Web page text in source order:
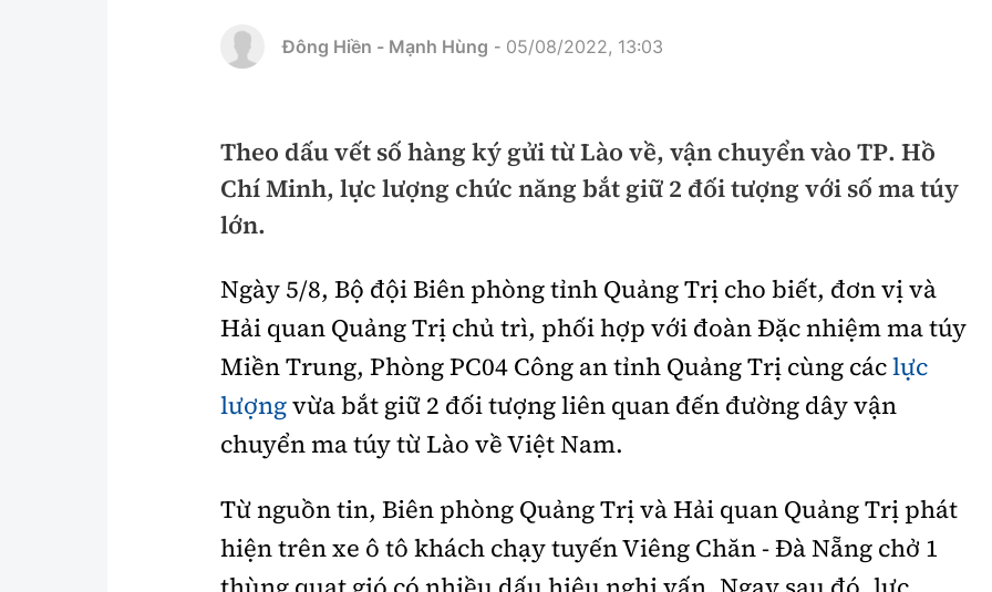
Hàng hải
Mời thầu - Đấu thầu
Thi viết về Ngành
An ninh hình sự
Giao thông 24h
Lái xe an toàn
Chung tay vì ATGT
Gương sáng giao thông
xem thêm
Chất lượng sống Văn hóa - Giải Trí
Văn hóa
Thể thao
Bóng đá
Công nghệ
Công nghệ mới
Đông Hiền - Mạnh Hùng - 05/08/2022, 13:03
Theo dấu vết số hàng ký gửi từ Lào về, vận chuyển vào TP. Hồ
Chí Minh, lực lượng chức năng bắt giữ 2 đối tượng với số ma túy
lớn.
Ngày 5/8, Bộ đội Biên phòng tỉnh Quảng Trị cho biết, đơn vị và
Hải quan Quảng Trị chủ trì, phối hợp với đoàn Đặc nhiệm ma túy
Miền Trung, Phòng PC04 Công an tỉnh Quảng Trị cùng cáclực
lượngvừa bắt giữ 2 đối tượng liên quan đến đường dây vận
chuyển ma túy từ Lào về Việt Nam.
Từ nguồn tin, Biên phòng Quảng Trị và Hải quan Quảng Trị phát
hiện trên xe ô tô khách chạy tuyến Viêng Chăn - Đà Nẵng chở 1